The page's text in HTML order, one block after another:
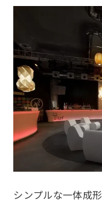
シンプルな一体成